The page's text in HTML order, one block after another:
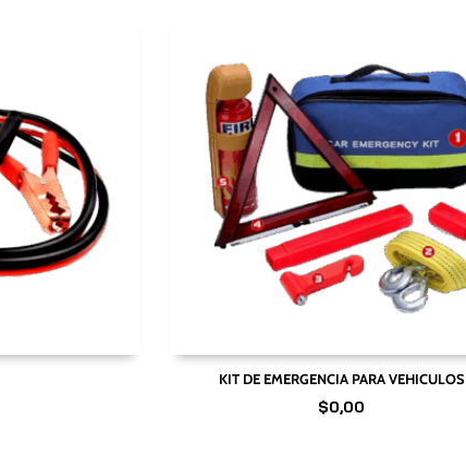
KIT DE EMERGENCIA PARA VEHICULOS
$0,00